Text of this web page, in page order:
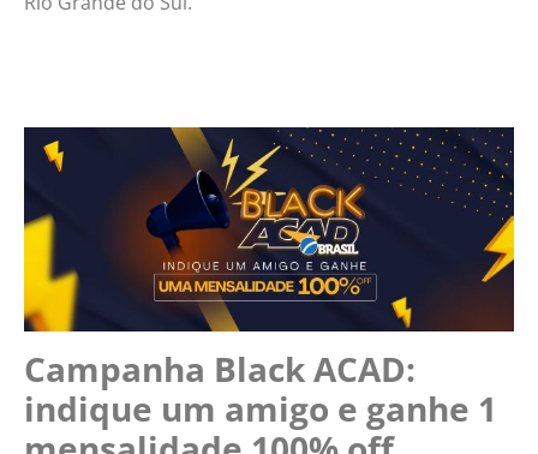
Campanha Black ACAD:
indique um amigo e ganhe 1